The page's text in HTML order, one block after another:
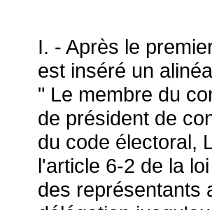
I. - Après le
est inséré un
" Le membre du
de président de
du code électoral,
l'article 6-2 de la
des représentants